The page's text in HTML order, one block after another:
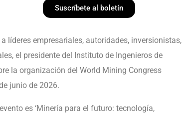
Suscríbete al boletín
líderes empresariales, autoridades, inversionistas,
el presidente del Instituto de Ingenieros de
la organización del World Mining Congress
junio de 2026.
es ‘Minería para el futuro: tecnología,